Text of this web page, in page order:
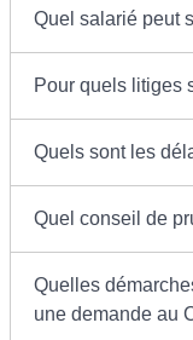
Quel salarié peut
Pour quels litiges
Quels sont les
Quel conseil de
Quelles
une demande au